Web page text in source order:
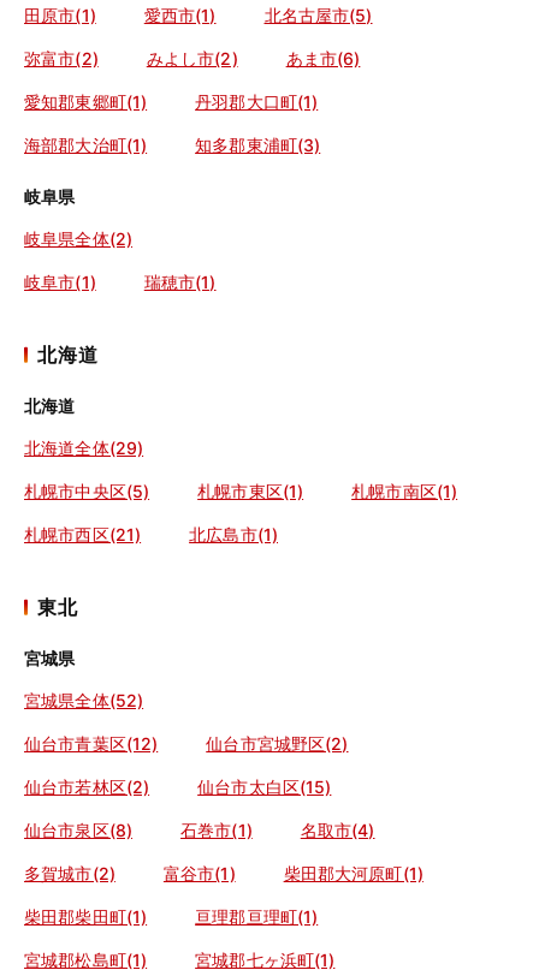
田原市(1) 愛西市(1) 北名古屋市(5)
弥富市(2) みよし市(2) あま市(6)
愛知郡東郷町(1) 丹羽郡大口町(1)
海部郡大治町(1) 知多郡東浦町(3)
岐阜県
岐阜県全体(2)
岐阜市(1) 瑞穂市(1)
北海道
北海道
北海道全体(29)
札幌市中央区(5) 札幌市東区(1) 札幌市南区(1)
札幌市西区(21) 北広島市(1)
東北
宮城県
宮城県全体(52)
仙台市青葉区(12) 仙台市宮城野区(2)
仙台市若林区(2) 仙台市太白区(15)
仙台市泉区(8) 石巻市(1) 名取市(4)
多賀城市(2) 富谷市(1) 柴田郡大河原町(1)
柴田郡柴田町(1) 亘理郡亘理町(1)
宮城郡松島町(1) 宮城郡七ヶ浜町(1)